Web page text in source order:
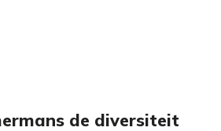
de diversiteit